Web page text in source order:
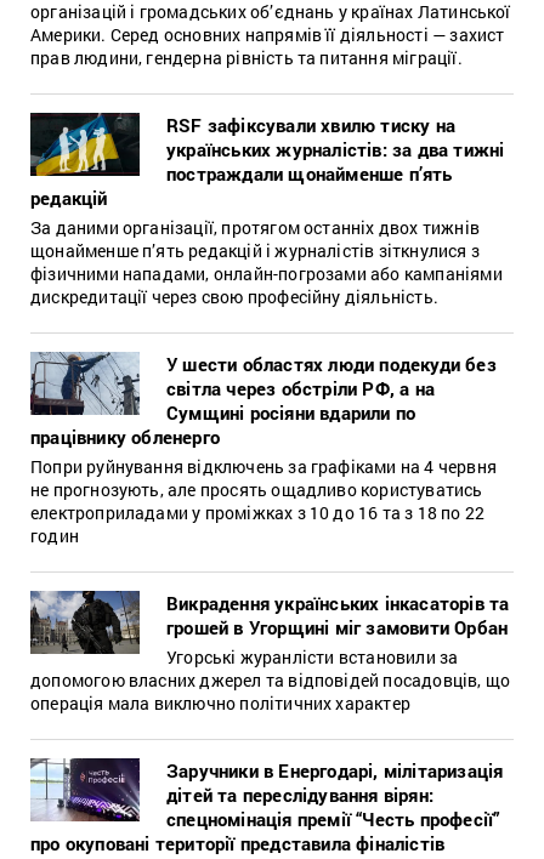
організацій і громадських об’єднань у країнах Латинської
Америки. Серед основних напрямів її діяльності — захист
прав людини, гендерна рівність та питання міграції.
RSF зафіксували хвилю тиску на
українських журналістів: за два тижні
постраждали щонайменше п’ять
редакцій
За даними організації, протягом останніх двох тижнів
щонайменше п’ять редакцій і журналістів зіткнулися з
фізичними нападами, онлайн-погрозами або кампаніями
дискредитації через свою професійну діяльність.
У шести областях люди подекуди без
світла через обстріли РФ, а на
Сумщині росіяни вдарили по
працівнику обленерго
Попри руйнування відключень за графіками на 4 червня
не прогнозують, але просять ощадливо користуватись
електроприладами у проміжках з 10 до 16 та з 18 по 22
годин
Викрадення українських інкасаторів та
грошей в Угорщині міг замовити Орбан
Угорські журанлісти встановили за
допомогою власних джерел та відповідей посадовців, що
операція мала виключно політичних характер
Заручники в Енергодарі, мілітаризація
дітей та переслідування вірян:
спецномінація премії “Честь професії”
про окуповані території представила фіналістів